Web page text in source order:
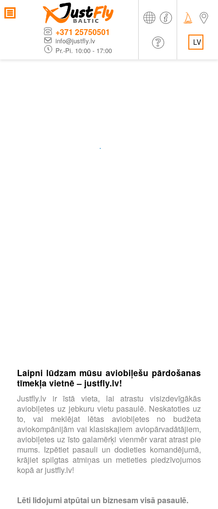
+371 25750501
info@justfly.lv
Pr.-Pi. 10:00 - 17:00
LV
Laipni lūdzam mūsu aviobiļešu pārdošanas
tīmekļa vietnē – justfly.lv!
Justfly.lv ir īstā vieta, lai atrastu visizdevīgākās
aviobiļetes uz jebkuru vietu pasaulē. Neskatoties uz
to, vai meklējat lētas aviobiļetes no budžeta
aviokompānijām vai klasiskajiem aviopārvadātājiem,
aviobiļetes uz īsto galamērķi vienmēr varat atrast pie
mums. Izpētiet pasauli un dodieties komandējumā,
krājiet spilgtas atmiņas un metieties piedzīvojumos
kopā ar justfly.lv!
Lēti lidojumi atpūtai un biznesam visā pasaulē.